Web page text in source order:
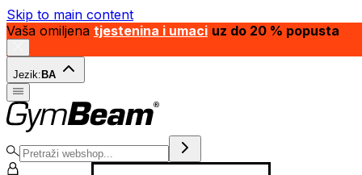
Skip to main content
Vaša omiljena tjestenina i umaci uz do 20 % popusta
Jezik: BA